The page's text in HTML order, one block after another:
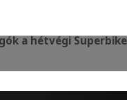
a hétvégi Superbike